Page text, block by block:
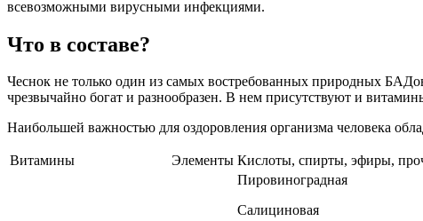
всевозможными вирусными инфекциями.
Что в составе?
Чеснок не только один из самых востребованных природных
чрезвычайно богат и разнообразен. В нем присутствуют и
Наибольшей важностью для оздоровления организма человека
Витамины Элементы Кислоты, спирты, эфиры,
Пировиноградная
Салициновая